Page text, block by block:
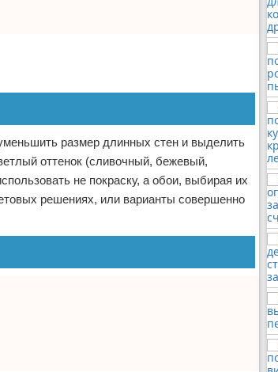
размер длинных стен и выделить
оттенок (сливочный, бежевый,
не покраску, а обои, выбирая их
решениях, или варианты совершенно